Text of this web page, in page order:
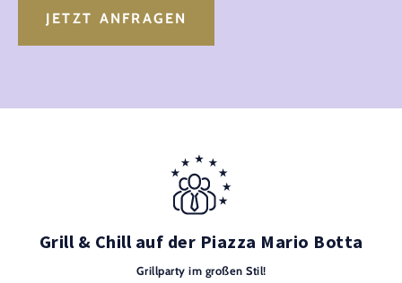
JETZT ANFRAGEN
Grill & Chill auf der Piazza Mario Botta
Grillparty im großen Stil!